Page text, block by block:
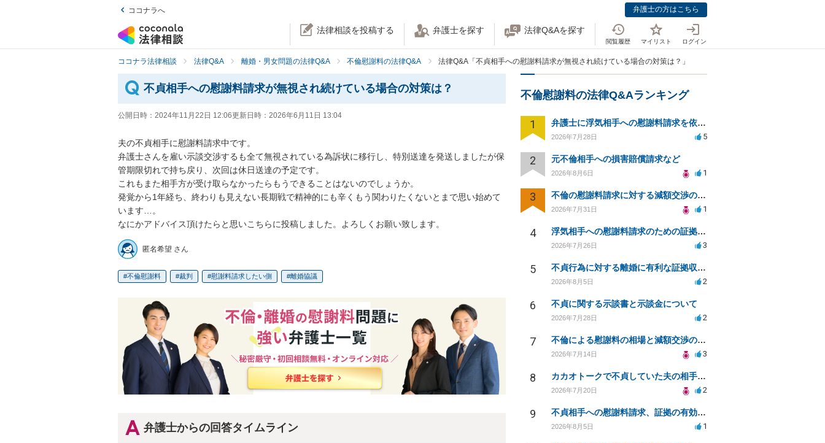
ココナラへ 弁護士の方はこちら
法律相談を投稿する 弁護士を探す 法律Q&Aを探す
閲覧履歴 マイリスト ログイン
ココナラ法律相談 法律Q&A 離婚・男女問題の法律Q&A 不倫慰謝料の法律Q&A 法律Q&A「不貞相手への慰謝料請求が無視され続けている場合の対策は？」
不貞相手への慰謝料請求が無視され続けている場合の対策は？
公開日時： 2024年11月22日 12:06更新日時： 2026年6月11日 13:04
夫の不貞相手に慰謝料請求中です。
弁護士さんを雇い示談交渉するも全て無視されている為訴状に移行し、特別送達を発送しましたが保
管期限切れで持ち戻り、次回は休日送達の予定です。
これもまた相手方が受け取らなかったらもうできることはないのでしょうか。
発覚から1年経ち、終わりも見えない長期戦で精神的にも辛くもう関わりたくないとまで思い始めて
います…。
なにかアドバイス頂けたらと思いこちらに投稿しました。よろしくお願い致します。
匿名希望 さん
不倫慰謝料 裁判 慰謝料請求したい側 離婚協議
弁護士からの回答タイムライン
不倫慰謝料の法律Q&Aランキング
1 弁護士に浮気相手への慰謝料請求を依頼する費用相場は？
2026年7月28日 5
2 元不倫相手への損害賠償請求など
2026年8月6日 1
3 不倫の慰謝料請求に対する減額交渉の可能性と対策
2026年7月31日 1
4 浮気相手への慰謝料請求のための証拠集めと探偵選び
2026年7月26日 3
5 不貞行為に対する離婚に有利な証拠収集方法と法的手続きについて
2026年8月5日 2
6 不貞に関する示談書と示談金について
2026年7月28日 2
7 不倫による慰謝料の相場と減額交渉の可能性について
2026年7月14日 3
8 カカオトークで不貞していた夫の相手を特定したい
2026年7月20日 2
9 不貞相手への慰謝料請求、証拠の有効性と対応方法は？
2026年8月5日 1